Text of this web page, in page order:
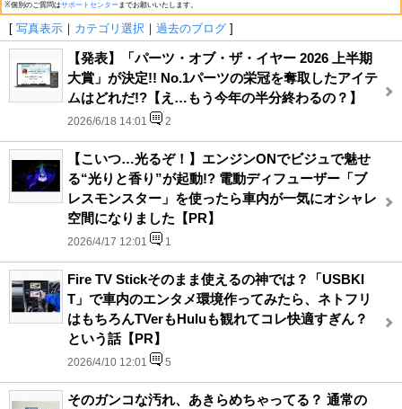
※個別のご質問はサポートセンターまでお願いいたします。
[ 写真表示 ｜ カテゴリ選択 ｜ 過去のブログ ]
【発表】「パーツ・オブ・ザ・イヤー 2026 上半期
大賞」が決定!! No.1パーツの栄冠を奪取したアイテ
ムはどれだ!?【え…もう今年の半分終わるの？】
2026/6/18 14:01 2
【こいつ…光るぞ！】エンジンONでビジュで魅せ
る“光りと香り”が起動!? 電動ディフューザー「ブ
レスモンスター」を使ったら車内が一気にオシャレ
空間になりました【PR】
2026/4/17 12:01 1
Fire TV Stickそのまま使えるの神では？「USBKI
T」で車内のエンタメ環境作ってみたら、ネトフリ
はもちろんTVerもHuluも観れてコレ快適すぎん？
という話【PR】
2026/4/10 12:01 5
そのガンコな汚れ、あきらめちゃってる？ 通常の